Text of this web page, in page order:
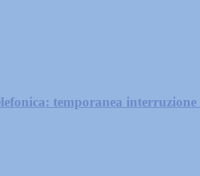
temporanea